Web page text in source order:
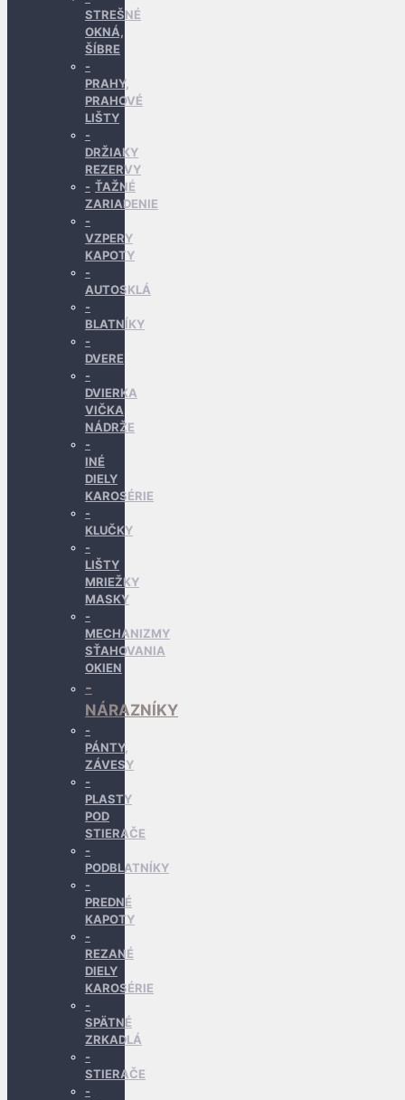
STREŠNÉ
OKNÁ,
ŠÍBRE
PRAHY,
PRAHOVÉ
LIŠTY
DRŽIAKY
REZERVY
ŤAŽNÉ
ZARIADENIE
VZPERY
KAPOTY
AUTOSKLÁ
BLATNÍKY
DVERE
DVIERKA
VIČKA
NÁDRŽE
INÉ
DIELY
KAROSÉRIE
KLUČKY
LIŠTY
MRIEŽKY
MASKY
MECHANIZMY
SŤAHOVANIA
OKIEN
NÁRAZNÍKY
PÁNTY,
ZÁVESY
PLASTY
POD
STIERAČE
PODBLATNÍKY
PREDNÉ
KAPOTY
REZANÉ
DIELY
KAROSÉRIE
SPÄTNÉ
ZRKADLÁ
STIERAČE